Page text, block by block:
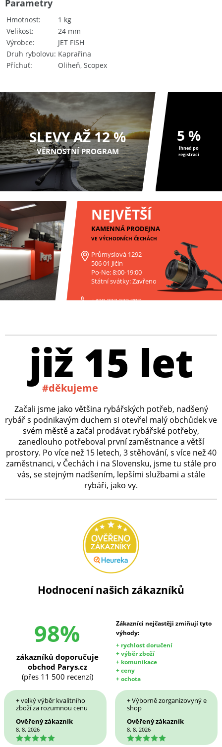
Hmotnost
1 kg
Velikost
24 mm
Výrobce
JET FISH
Druh rybolovu Kaprařina
Příchuť
Oliheň, Scopex
Parametry
SLEVY AŽ 12 %
VĚRNOSTNÍ PROGRAM
5 %
ihned po
registraci
NEJVĚTŠÍ
KAMENNÁ PRODEJNA
VE VÝCHODNÍCH ČECHÁCH
Průmyslová 1292
506 01 Jičín
Po-Ne: 8:00-19:00
Státní svátky: Zavřeno
+420 227 272 797
již 15 let
#děkujeme
Začali jsme jako většina rybářských potřeb, nadšený
rybář s podnikavým duchem si otevřel malý obchůdek ve
svém městě a začal prodávat rybářské potřeby,
zanedlouho potřeboval první zaměstnance a větší
prostory. Po více než 15 letech, 3 stěhování, s více než 40
zaměstnanci, v Čechách i na Slovensku, jsme tu stále pro
vás, se stejným nadšením, lepšími službami a stále
rybáři, jako vy.
Hodnocení našich zákazníků
98%
Zákazníci nejčastěji zmiňují tyto
výhody:
+ rychlost doručení
+ výběr zboží
+ komunikace
+ ceny
+ ochota
zákazníků doporučuje
obchod Parys.cz
(přes 11 500 recenzí)
+ velký výběr kvalitního
zboží za rozumnou cenu
Ověřený zákazník
8. 8. 2026
5
+ Výborně zorganizovyný e
shop
Ověřený zákazník
8. 8. 2026
5